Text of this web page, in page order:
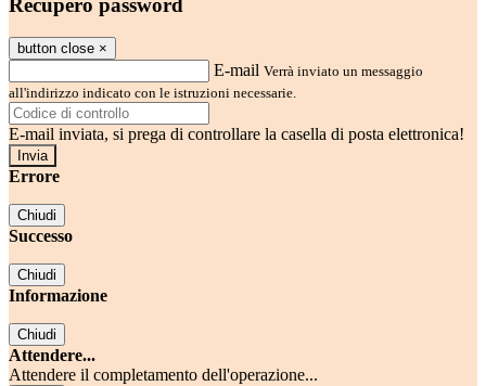
button close ×
E-mail Verrà inviato un messaggio
all'indirizzo indicato con le istruzioni necessarie.
E-mail inviata, si prega di controllare la casella di posta elettronica!
Errore
Chiudi
Successo
Chiudi
Informazione
Chiudi
Attendere...
Attendere il completamento dell'operazione...